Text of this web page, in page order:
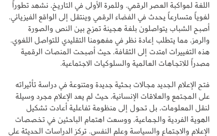
اللغة لمواكبة العصر الرقمي. وللمرة الأولى في التاريخ، نشهد تطوراً
لغوياً متسارعاً يحدث في الفضاء الرقمي وينتقل إلى الواقع الفيزيائي.
أصبح الشباب يتواصلون بلغة هجينة تمزج بين النص والصورة
والرمز، مما يتطلب إعادة نظر في مفهومنا التقليدي للتواصل اللغوي.
هذه التغييرات امتدت إلى الثقافة، حيث أصبحت المنصات الرقمية
مصدراً للاتجاهات العالمية والسلوكيات الاجتماعية.
فتح الإعلام الجديد مجالات بحثية جديدة ومتنوعة في دراسة تأثيراته
على المجتمع والعلاقات الإنسانية، حيث لم يعد الإعلام مجرد وسيلة
لنقل المعلومات، بل تحول إلى منظومة تفاعلية أعادت تشكيل
الهوية الفردية والجماعية، ووسعت اهتمام الباحثين في تخصصات
الإعلام والاجتماع والسياسة وعلم النفس. تركز الدراسات الحديثة على